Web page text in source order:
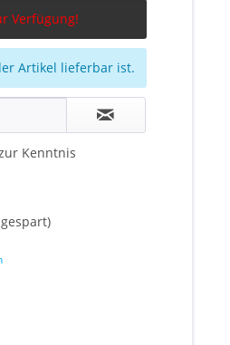
Verfügung!
Artikel lieferbar ist.
Kenntnis